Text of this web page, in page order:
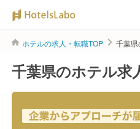
ホテルの求人・転職TOP 千葉
千葉県のホテル求